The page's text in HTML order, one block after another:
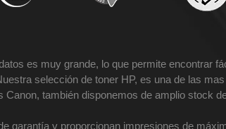
es muy grande, lo que permite encontrar
selección de toner HP, es una de las
también disponemos de amplio stock
garantía y proporcionan impresiones de